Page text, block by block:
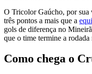
O Tricolor Gaúcho, por sua
três pontos a mais que a
gols de diferença no
que o time termine a rodada
Como chega o